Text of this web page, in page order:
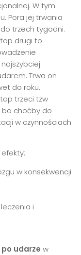
W tym
Pora jej trwania
trzech tygodni.
drugi to
Trwa on
do roku.
trzeci tzw
bo choćby do
w czynnościach
efekty:
w konsekwencji
i
udarze w